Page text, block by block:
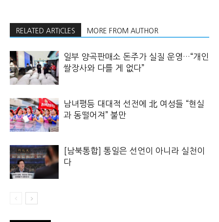
RELATED ARTICLES MORE FROM AUTHOR
일부 양곡판매소 돈주가 실질 운영…“개인
쌀장사와 다를 게 없다”
남녀평등 대대적 선전에 北 여성들 “현실
과 동떨어져” 불만
[남북통합] 통일은 선언이 아니라 실천이
다